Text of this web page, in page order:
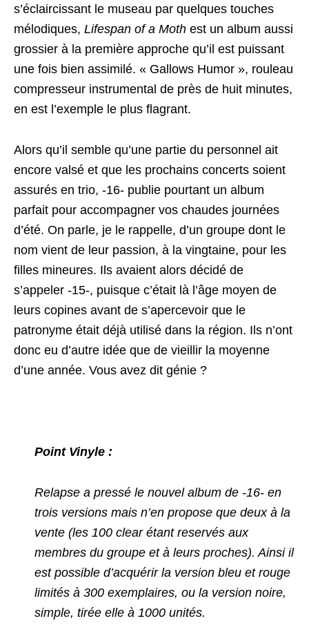
s’éclaircissant le museau par quelques touches
mélodiques, Lifespan of a Moth est un album aussi
grossier à la première approche qu’il est puissant
une fois bien assimilé. « Gallows Humor », rouleau
compresseur instrumental de près de huit minutes,
en est l’exemple le plus flagrant.
Alors qu’il semble qu’une partie du personnel ait
encore valsé et que les prochains concerts soient
assurés en trio, -16- publie pourtant un album
parfait pour accompagner vos chaudes journées
d’été. On parle, je le rappelle, d’un groupe dont le
nom vient de leur passion, à la vingtaine, pour les
filles mineures. Ils avaient alors décidé de
s’appeler -15-, puisque c’était là l’âge moyen de
leurs copines avant de s’apercevoir que le
patronyme était déjà utilisé dans la région. Ils n’ont
donc eu d’autre idée que de vieillir la moyenne
d’une année. Vous avez dit génie ?
Point Vinyle :
Relapse a pressé le nouvel album de -16- en
trois versions mais n’en propose que deux à la
vente (les 100 clear étant reservés aux
membres du groupe et à leurs proches). Ainsi il
est possible d’acquérir la version bleu et rouge
limités à 300 exemplaires, ou la version noire,
simple, tirée elle à 1000 unités.